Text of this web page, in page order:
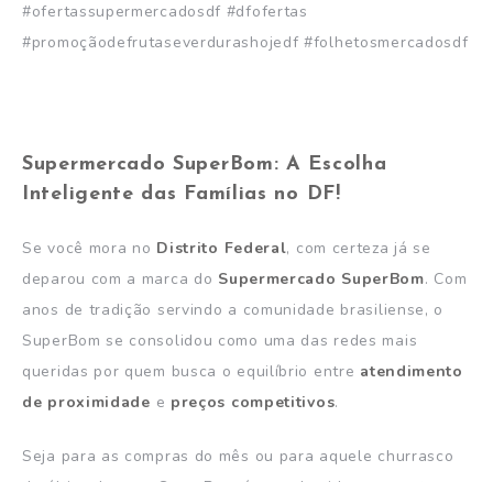
#ofertassupermercadosdf #dfofertas
#promoçãodefrutaseverdurashojedf #folhetosmercadosdf
Supermercado SuperBom: A Escolha
Inteligente das Famílias no DF!
Se você mora no Distrito Federal, com certeza já se
deparou com a marca do Supermercado SuperBom. Com
anos de tradição servindo a comunidade brasiliense, o
SuperBom se consolidou como uma das redes mais
queridas por quem busca o equilíbrio entre atendimento
de proximidade e preços competitivos.
Seja para as compras do mês ou para aquele churrasco